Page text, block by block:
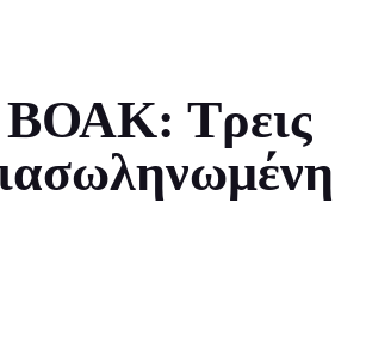
ΒΟΑΚ: Τρεις